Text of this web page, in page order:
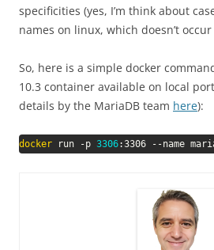
specificities (yes, I’m think about
names on linux, which doesn’t
So, here is a simple docker
10.3 container available on local
details by the MariaDB team here):
docker run -p 3306:3306 --name